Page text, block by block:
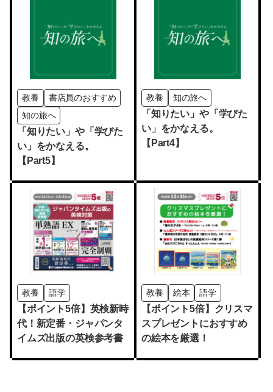
教養
書店員のおすすめ
知の旅へ
「知りたい」や「学びた
い」をかなえる。
【Part5】
教養 知の旅へ
「知りたい」や「学びた
い」をかなえる。
【Part4】
教養 語学
【ポイント5倍】英検新時
代！新定番・ジャパンタ
イムズ出版の英検参考書
教養 絵本 語学
【ポイント5倍】クリスマ
スプレゼントにおすすめ
の絵本を厳選！